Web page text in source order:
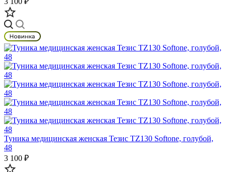
Туника медицинская женская Тезис TZ130 Softone, голубой,
48
3 100 ₽